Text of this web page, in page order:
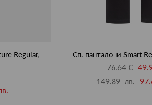
Regular,
Сп. панталони Smart
76.64 €
149.89 лв.